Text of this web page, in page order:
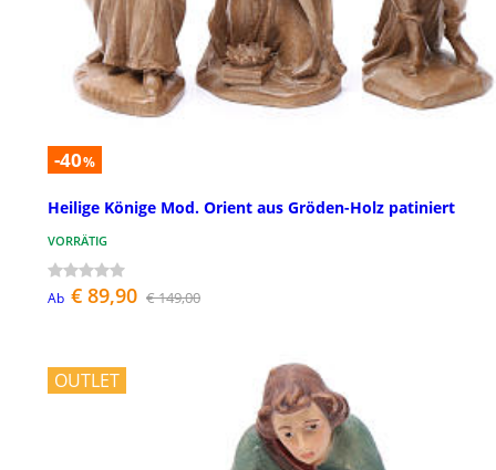
-40%
Heilige Könige Mod. Orient aus Gröden-Holz patiniert
VORRÄTIG
Ab € 89,90 € 149,00
OUTLET